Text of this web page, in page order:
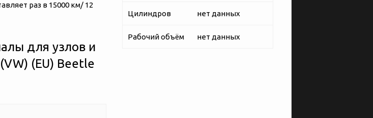
раз в 15000 км/ 12
для узлов и
(EU) Beetle
Цилиндров нет данных
Рабочий объём нет данных